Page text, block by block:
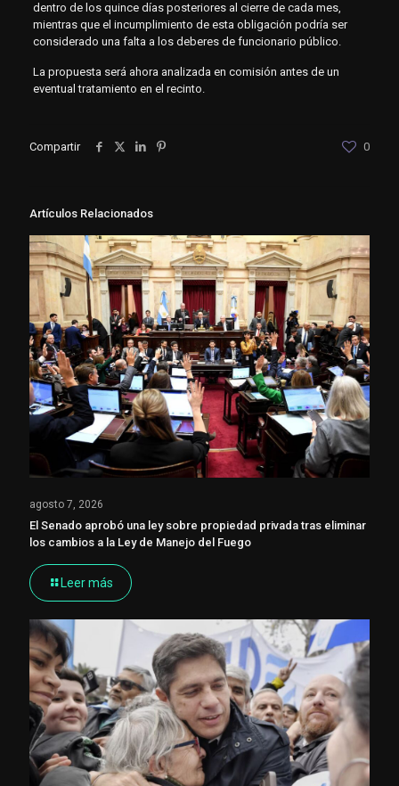
dentro de los quince días posteriores al cierre de cada mes,
mientras que el incumplimiento de esta obligación podría ser
considerado una falta a los deberes de funcionario público.
La propuesta será ahora analizada en comisión antes de un
eventual tratamiento en el recinto.
Compartir 0
Artículos Relacionados
agosto 7, 2026
El Senado aprobó una ley sobre propiedad privada tras eliminar
los cambios a la Ley de Manejo del Fuego
Leer más